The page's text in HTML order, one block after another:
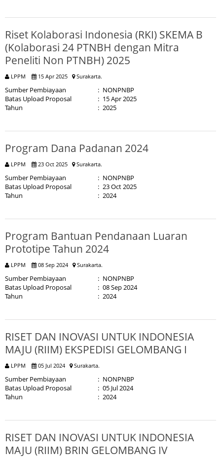
Riset Kolaborasi Indonesia (RKI) SKEMA B
(Kolaborasi 24 PTNBH dengan Mitra
Peneliti Non PTNBH) 2025
LPPM 15 Apr 2025 Surakarta.
Sumber Pembiayaan : NONPNBP
Batas Upload Proposal
: 15 Apr 2025
Tahun
: 2025
Program Dana Padanan 2024
LPPM 23 Oct 2025 Surakarta.
Sumber Pembiayaan : NONPNBP
Batas Upload Proposal
: 23 Oct 2025
Tahun
: 2024
Program Bantuan Pendanaan Luaran
Prototipe Tahun 2024
LPPM 08 Sep 2024 Surakarta.
Sumber Pembiayaan : NONPNBP
Batas Upload Proposal
: 08 Sep 2024
Tahun
: 2024
RISET DAN INOVASI UNTUK INDONESIA
MAJU (RIIM) EKSPEDISI GELOMBANG I
LPPM 05 Jul 2024 Surakarta.
Sumber Pembiayaan : NONPNBP
Batas Upload Proposal
: 05 Jul 2024
Tahun
: 2024
RISET DAN INOVASI UNTUK INDONESIA
MAJU (RIIM) BRIN GELOMBANG IV